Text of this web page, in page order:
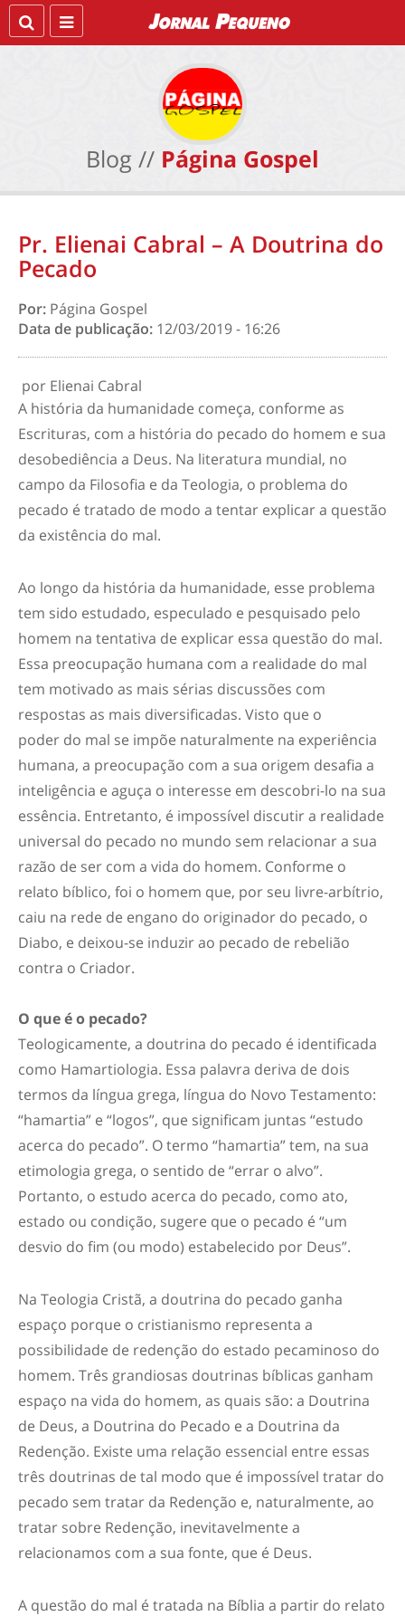
Blog // Página Gospel
Pr. Elienai Cabral – A Doutrina do
Pecado
Por: Página Gospel
Data de publicação: 12/03/2019 - 16:26
por Elienai Cabral
A história da humanidade começa, conforme as
Escrituras, com a história do pecado do homem e sua
desobediência a Deus. Na literatura mundial, no
campo da Filosofia e da Teologia, o problema do
pecado é tratado de modo a tentar explicar a questão
da existência do mal.
Ao longo da história da humanidade, esse problema
tem sido estudado, especulado e pesquisado pelo
homem na tentativa de explicar essa questão do mal.
Essa preocupação humana com a realidade do mal
tem motivado as mais sérias discussões com
respostas as mais diversificadas. Visto que o
poder do mal se impõe naturalmente na experiência
humana, a preocupação com a sua origem desafia a
inteligência e aguça o interesse em descobri-lo na sua
essência. Entretanto, é impossível discutir a realidade
universal do pecado no mundo sem relacionar a sua
razão de ser com a vida do homem. Conforme o
relato bíblico, foi o homem que, por seu livre-arbítrio,
caiu na rede de engano do originador do pecado, o
Diabo, e deixou-se induzir ao pecado de rebelião
contra o Criador.
O que é o pecado?
Teologicamente, a doutrina do pecado é identificada
como Hamartiologia. Essa palavra deriva de dois
termos da língua grega, língua do Novo Testamento:
“hamartia” e “logos”, que significam juntas “estudo
acerca do pecado”. O termo “hamartia” tem, na sua
etimologia grega, o sentido de “errar o alvo”.
Portanto, o estudo acerca do pecado, como ato,
estado ou condição, sugere que o pecado é “um
desvio do fim (ou modo) estabelecido por Deus”.
Na Teologia Cristã, a doutrina do pecado ganha
espaço porque o cristianismo representa a
possibilidade de redenção do estado pecaminoso do
homem. Três grandiosas doutrinas bíblicas ganham
espaço na vida do homem, as quais são: a Doutrina
de Deus, a Doutrina do Pecado e a Doutrina da
Redenção. Existe uma relação essencial entre essas
três doutrinas de tal modo que é impossível tratar do
pecado sem tratar da Redenção e, naturalmente, ao
tratar sobre Redenção, inevitavelmente a
relacionamos com a sua fonte, que é Deus.
A questão do mal é tratada na Bíblia a partir do relato